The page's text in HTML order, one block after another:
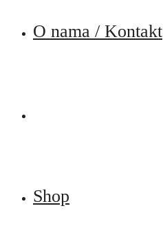
O nama / Kontakt
Shop